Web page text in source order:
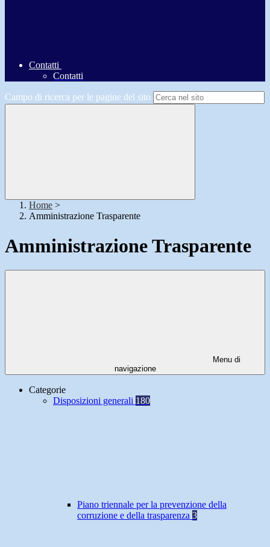
Contatti
Contatti
Campo di ricerca per le pagine del sito
Home >
Amministrazione Trasparente
Amministrazione Trasparente
Menu di
navigazione
Categorie
Disposizioni generali 180
Piano triennale per la prevenzione della
corruzione e della trasparenza 3